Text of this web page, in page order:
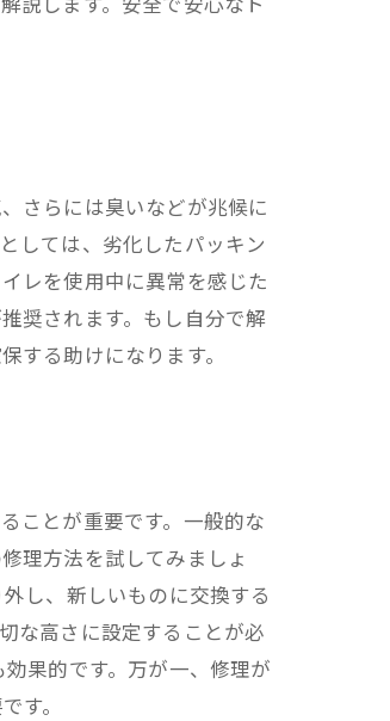
さらには臭いなどが兆候に
しては、劣化したパッキン
レを使用中に異常を感じた
奨されます。もし自分で解
する助けになります。
ことが重要です。一般的な
理方法を試してみましょ
し、新しいものに交換する
な高さに設定することが必
果的です。万が一、修理が
す。